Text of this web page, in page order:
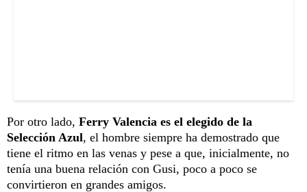
Por otro lado, Ferry Valencia es el elegido de la
Selección Azul, el hombre siempre ha demostrado que
tiene el ritmo en las venas y pese a que, inicialmente, no
tenía una buena relación con Gusi, poco a poco se
convirtieron en grandes amigos.